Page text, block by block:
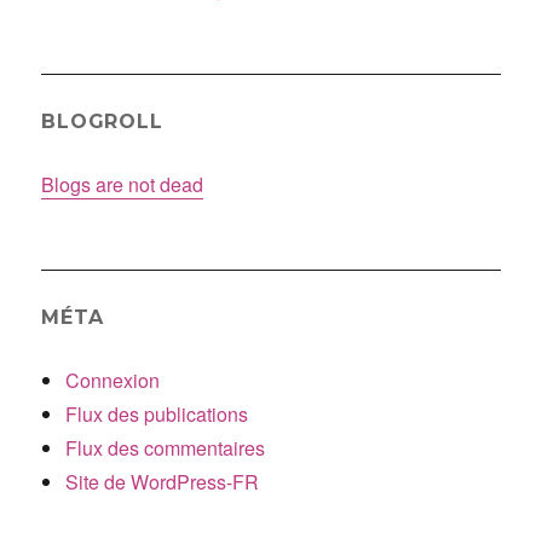
BLOGROLL
Blogs are not dead
MÉTA
Connexion
Flux des publications
Flux des commentaires
Site de WordPress-FR